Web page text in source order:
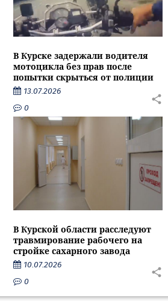
В Курске задержали водителя
мотоцикла без прав после
попытки скрыться от полиции
13.07.2026
0
В Курской области расследуют
травмирование рабочего на
стройке сахарного завода
10.07.2026
0